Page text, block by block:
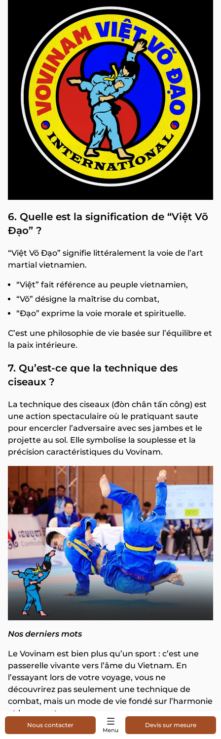
6. Quelle est la signification de “Việt Võ
Đạo” ?
“Việt Võ Đạo” signifie littéralement la voie de l’art
martial vietnamien.
“Việt” fait référence au peuple vietnamien,
“Võ” désigne la maîtrise du combat,
“Đạo” exprime la voie morale et spirituelle.
C’est une philosophie de vie basée sur l’équilibre et
la paix intérieure.
7. Qu’est-ce que la technique des
ciseaux ?
La technique des ciseaux (đòn chân tấn công) est
une action spectaculaire où le pratiquant saute
pour encercler l’adversaire avec ses jambes et le
projette au sol. Elle symbolise la souplesse et la
précision caractéristiques du Vovinam.
Nos derniers mots
Le Vovinam est bien plus qu’un sport : c’est une
passerelle vivante vers l’âme du Vietnam. En
l’essayant lors de votre voyage, vous ne
découvrirez pas seulement une technique de
combat, mais un mode de vie fondé sur l’harmonie
et le respect.
👉 Envie de vivre cette expérience authentique ?
Nos expertslocaux peuvent organiser pour vous
Nous contacter Devis sur mesure